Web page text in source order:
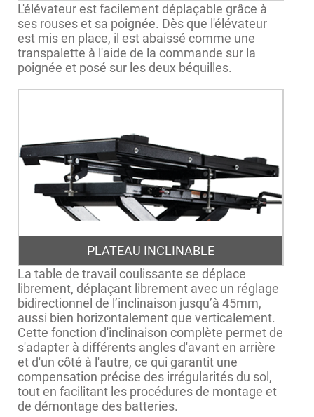
L'élévateur est facilement déplaçable grâce à
ses rouses et sa poignée. Dès que l'élévateur
est mis en place, il est abaissé comme une
transpalette à l'aide de la commande sur la
poignée et posé sur les deux béquilles.
PLATEAU INCLINABLE
La table de travail coulissante se déplace
librement, déplaçant librement avec un réglage
bidirectionnel de l’inclinaison jusqu’à 45mm,
aussi bien horizontalement que verticalement.
Cette fonction d'inclinaison complète permet de
s'adapter à différents angles d'avant en arrière
et d'un côté à l'autre, ce qui garantit une
compensation précise des irrégularités du sol,
tout en facilitant les procédures de montage et
de démontage des batteries.